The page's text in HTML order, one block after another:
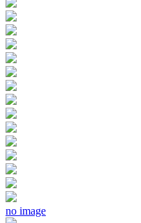
no image